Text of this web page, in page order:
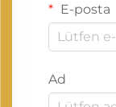
E-posta
Ad